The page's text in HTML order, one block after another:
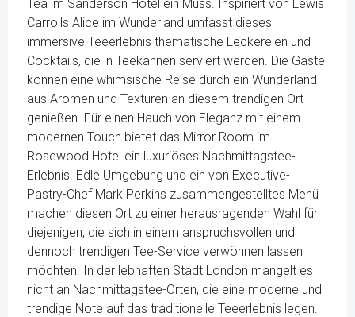
Tea im Sanderson Hotel ein Muss. Inspiriert von Lewis
Carrolls Alice im Wunderland umfasst dieses
immersive Teeerlebnis thematische Leckereien und
Cocktails, die in Teekannen serviert werden. Die Gäste
können eine whimsische Reise durch ein Wunderland
aus Aromen und Texturen an diesem trendigen Ort
genießen. Für einen Hauch von Eleganz mit einem
modernen Touch bietet das Mirror Room im
Rosewood Hotel ein luxuriöses Nachmittagstee-
Erlebnis. Edle Umgebung und ein von Executive-
Pastry-Chef Mark Perkins zusammengestelltes Menü
machen diesen Ort zu einer herausragenden Wahl für
diejenigen, die sich in einem anspruchsvollen und
dennoch trendigen Tee-Service verwöhnen lassen
möchten. In der lebhaften Stadt London mangelt es
nicht an Nachmittagstee-Orten, die eine moderne und
trendige Note auf das traditionelle Teeerlebnis legen.